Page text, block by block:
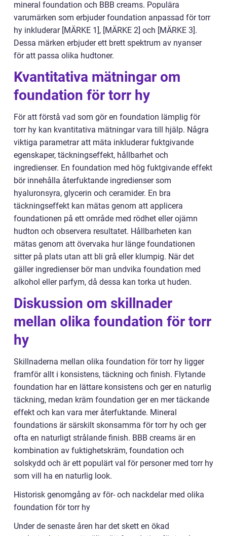
mineral foundation och BBB creams. Populära
varumärken som erbjuder foundation anpassad för torr
hy inkluderar [MÄRKE 1], [MÄRKE 2] och [MÄRKE 3].
Dessa märken erbjuder ett brett spektrum av nyanser
för att passa olika hudtoner.
Kvantitativa mätningar om
foundation för torr hy
För att förstå vad som gör en foundation lämplig för
torr hy kan kvantitativa mätningar vara till hjälp. Några
viktiga parametrar att mäta inkluderar fuktgivande
egenskaper, täckningseffekt, hållbarhet och
ingredienser. En foundation med hög fuktgivande effekt
bör innehålla återfuktande ingredienser som
hyaluronsyra, glycerin och ceramider. En bra
täckningseffekt kan mätas genom att applicera
foundationen på ett område med rödhet eller ojämn
hudton och observera resultatet. Hållbarheten kan
mätas genom att övervaka hur länge foundationen
sitter på plats utan att bli grå eller klumpig. När det
gäller ingredienser bör man undvika foundation med
alkohol eller parfym, då dessa kan torka ut huden.
Diskussion om skillnader
mellan olika foundation för torr
hy
Skillnaderna mellan olika foundation för torr hy ligger
framför allt i konsistens, täckning och finish. Flytande
foundation har en lättare konsistens och ger en naturlig
täckning, medan kräm foundation ger en mer täckande
effekt och kan vara mer återfuktande. Mineral
foundations är särskilt skonsamma för torr hy och ger
ofta en naturligt strålande finish. BBB creams är en
kombination av fuktighetskräm, foundation och
solskydd och är ett populärt val för personer med torr hy
som vill ha en naturlig look.
Historisk genomgång av för- och nackdelar med olika
foundation för torr hy
Under de senaste åren har det skett en ökad